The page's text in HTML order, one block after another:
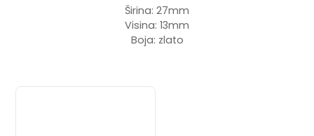
Širina: 27mm
Visina: 13mm
Boja: zlato